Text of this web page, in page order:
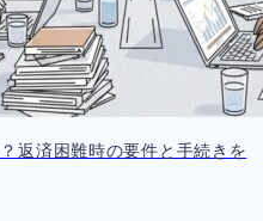
返済困難時の要件と手続きを